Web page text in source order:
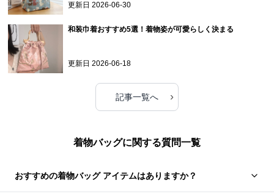
更新日2026-06-30
和装巾着おすすめ5選！着物姿が可愛らしく決まる
更新日2026-06-18
記事一覧へ ›
着物バッグに関する質問一覧
おすすめの着物バッグ アイテムはありますか？